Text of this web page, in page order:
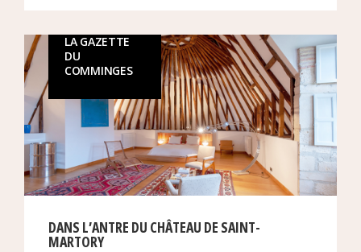
LA GAZETTE
DU
COMMINGES
DANS L’ANTRE DU CHÂTEAU DE SAINT-
MARTORY